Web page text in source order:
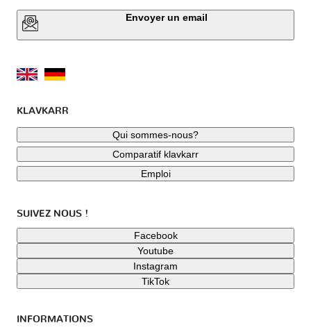
Envoyer un email
KLAVKARR
Qui sommes-nous?
Comparatif klavkarr
Emploi
SUIVEZ NOUS !
Facebook
Youtube
Instagram
TikTok
INFORMATIONS